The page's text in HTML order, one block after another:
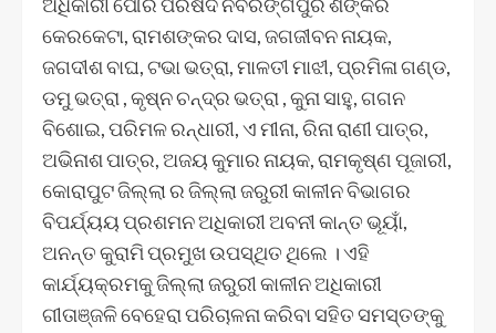
କେରକେଟା, ରାମଶଙ୍କର ଦାସ, ଜଗଜୀବନ ନାୟକ,
ଜଗଦୀଶ ବାଘ, ଟଭା ଭତ୍ରା, ମାଳତୀ ମାଝୀ, ପ୍ରମିଳା ଗଣ୍ଡ,
ଡମୁ ଭତ୍ରା , କୃଷ୍ନ ଚନ୍ଦ୍ର ଭତ୍ରା , କୁନା ସାହୁ, ଗଗନ
ବିଶୋଇ, ପରିମଳ ରନ୍ଧାରୀ, ଏ ମୀନା, ରିନା ରାଣୀ ପାତ୍ର,
ଅଭିନାଶ ପାତ୍ର, ଅଜୟ କୁମାର ନାୟକ, ରାମକୃଷ୍ଣ ପୂଜାରୀ,
କୋରାପୁଟ ଜିଲ୍ଲା ର ଜିଲ୍ଲା ଜରୁରୀ କାଳୀନ ବିଭାଗର
ବିପର୍ଯ୍ୟୟ ପ୍ରଶମନ ଅଧିକାରୀ ଅବନୀ କାନ୍ତ ଭୂୟାଁ,
ଅନନ୍ତ କୁରାମି ପ୍ରମୁଖ ଉପସ୍ଥିତ ଥିଲେ । ଏହି
କାର୍ଯ୍ୟକ୍ରମକୁ ଜିଲ୍ଲା ଜରୁରୀ କାଳୀନ ଅଧିକାରୀ
ଗୀତାଞ୍ଜଳି ବେହେରା ପରିଚାଳନା କରିବା ସହିତ ସମସ୍ତଙ୍କୁ